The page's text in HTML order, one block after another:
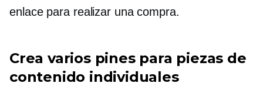
enlace para realizar una compra.
Crea varios pines para piezas de
contenido individuales